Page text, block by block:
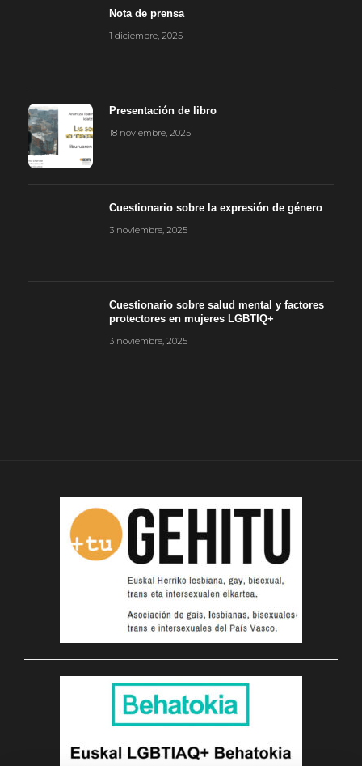
Nota de prensa
1 diciembre, 2025
Presentación de libro
18 noviembre, 2025
Cuestionario sobre la expresión de género
3 noviembre, 2025
Cuestionario sobre salud mental y factores
protectores en mujeres LGBTIQ+
3 noviembre, 2025